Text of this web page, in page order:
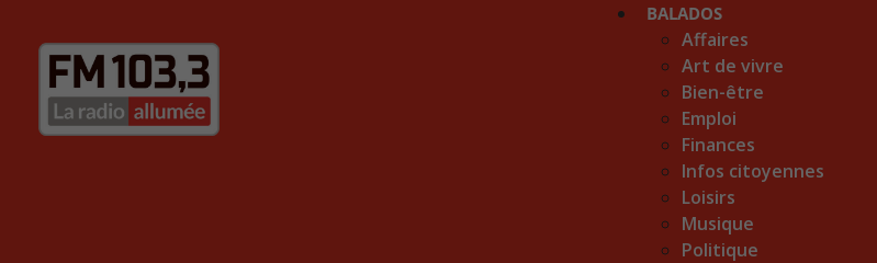
BALADOS
Affaires
Art de vivre
Bien-être
Emploi
Finances
Infos citoyennes
Loisirs
Musique
Politique